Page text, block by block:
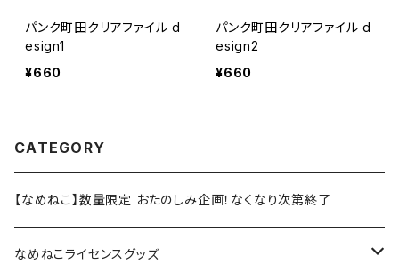
パンク町田クリアファイル d
esign1
¥660
パンク町田クリアファイル d
esign2
¥660
CATEGORY
【なめねこ】数量限定 おたのしみ企画！なくなり次第終了
なめねこライセンスグッズ